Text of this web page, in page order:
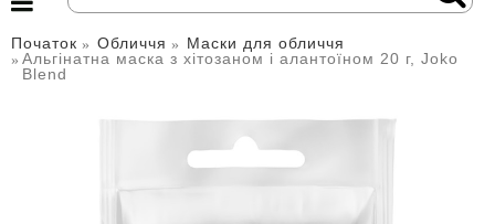
Початок Обличчя
Маски для обличчя
Альгінатна маска з хітозаном і алантоїном 20 г, Joko
Blend